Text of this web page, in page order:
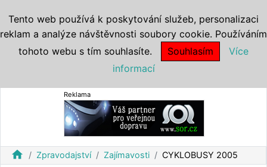
Reklama
home Zpravodajství Zajímavosti CYKLOBUSY 2005
Tento web používá k poskytování služeb, personalizaci
reklam a analýze návštěvnosti soubory cookie. Používáním
tohoto webu s tím souhlasíte.
Souhlasím
Více
informací